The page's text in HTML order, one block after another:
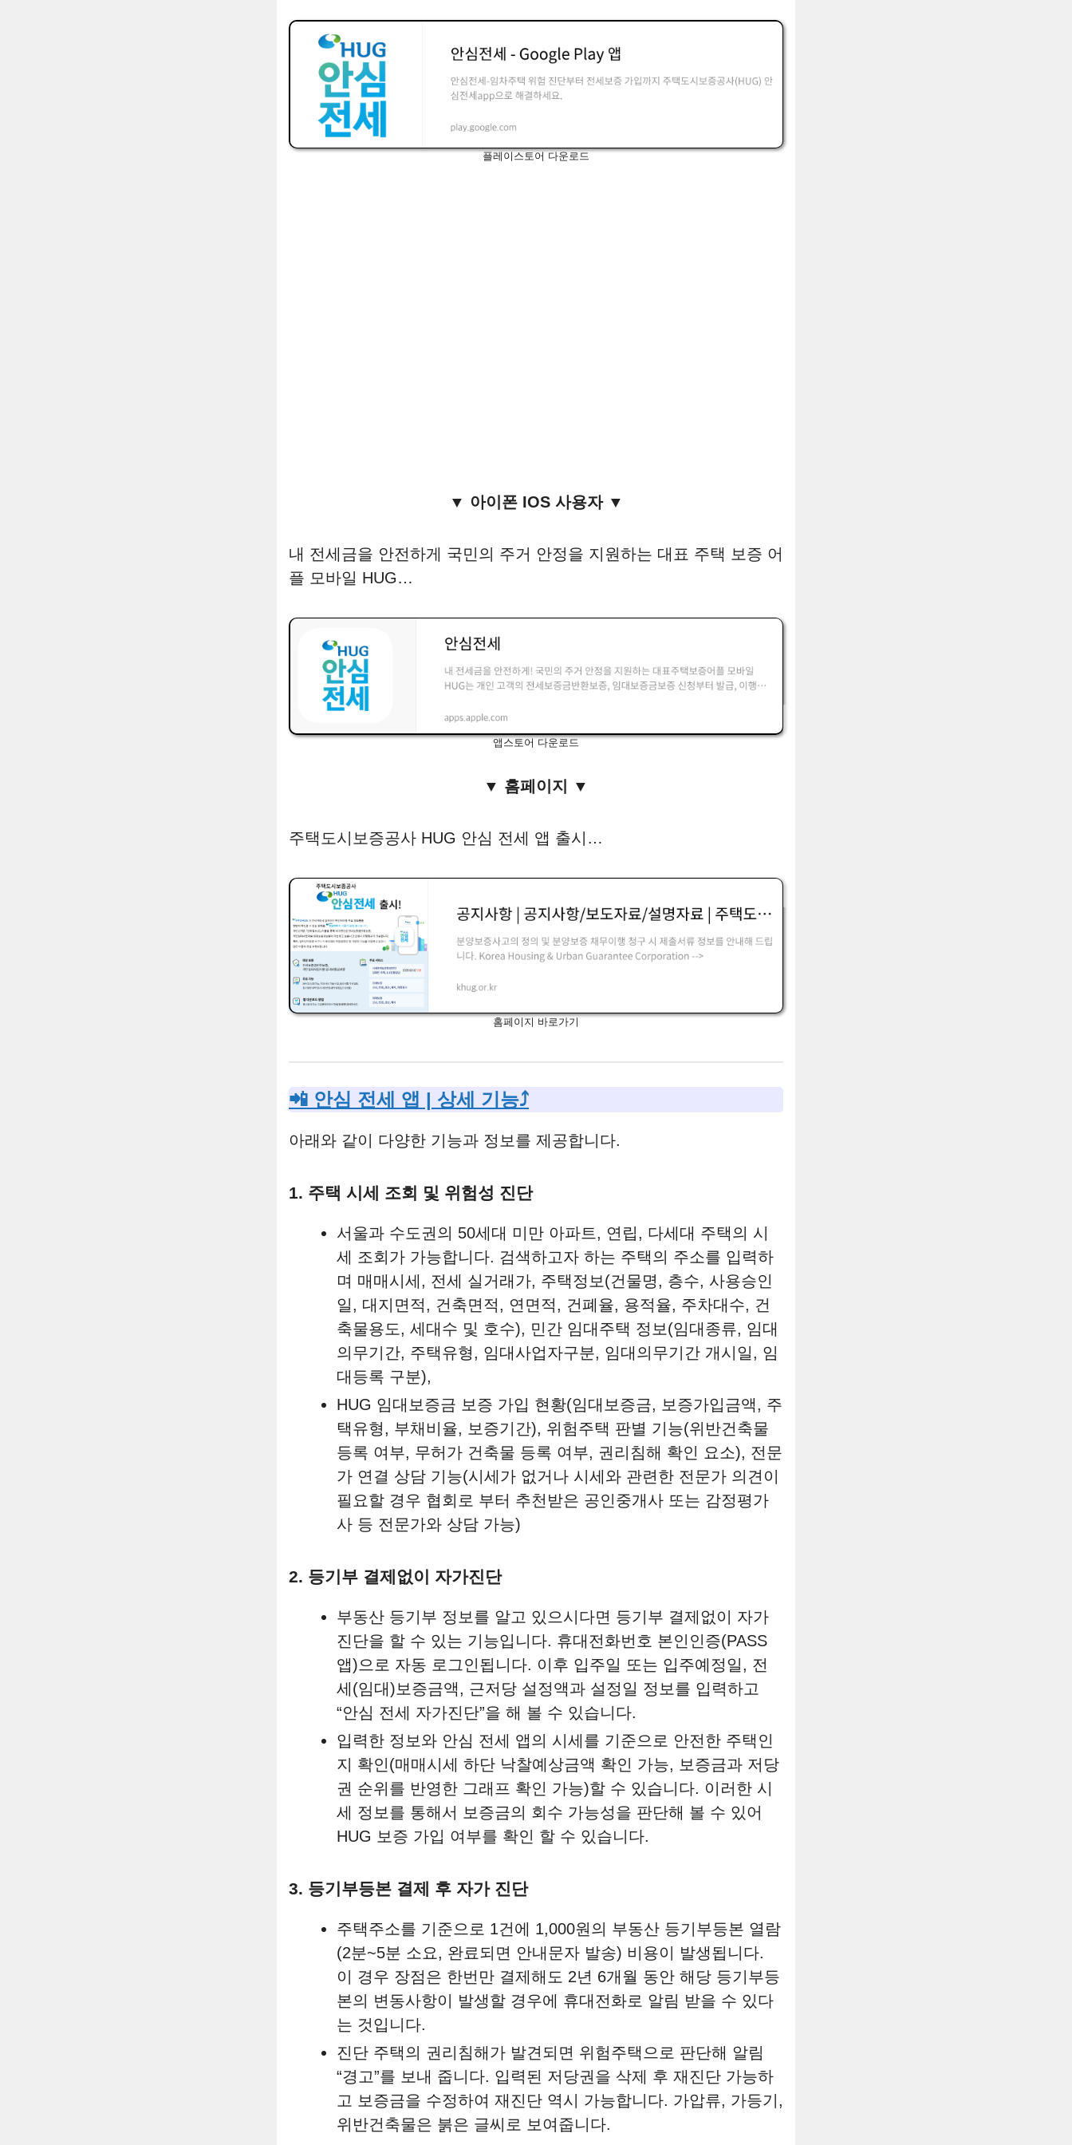
플레이스토어 다운로드
▼ 아이폰 IOS 사용자 ▼
내 전세금을 안전하게 국민의 주거 안정을 지원하는 대표 주택 보증 어
플 모바일 HUG…
앱스토어 다운로드
▼ 홈페이지 ▼
주택도시보증공사 HUG 안심 전세 앱 출시…
홈페이지 바로가기
📲 안심 전세 앱 | 상세 기능⤴️
아래와 같이 다양한 기능과 정보를 제공합니다.
1. 주택 시세 조회 및 위험성 진단
서울과 수도권의 50세대 미만 아파트, 연립, 다세대 주택의 시
세 조회가 가능합니다. 검색하고자 하는 주택의 주소를 입력하
며 매매시세, 전세 실거래가, 주택정보(건물명, 층수, 사용승인
일, 대지면적, 건축면적, 연면적, 건폐율, 용적율, 주차대수, 건
축물용도, 세대수 및 호수), 민간 임대주택 정보(임대종류, 임대
의무기간, 주택유형, 임대사업자구분, 임대의무기간 개시일, 임
대등록 구분),
HUG 임대보증금 보증 가입 현황(임대보증금, 보증가입금액, 주
택유형, 부채비율, 보증기간), 위험주택 판별 기능(위반건축물
등록 여부, 무허가 건축물 등록 여부, 권리침해 확인 요소), 전문
가 연결 상담 기능(시세가 없거나 시세와 관련한 전문가 의견이
필요할 경우 협회로 부터 추천받은 공인중개사 또는 감정평가
사 등 전문가와 상담 가능)
2. 등기부 결제없이 자가진단
부동산 등기부 정보를 알고 있으시다면 등기부 결제없이 자가
진단을 할 수 있는 기능입니다. 휴대전화번호 본인인증(PASS
앱)으로 자동 로그인됩니다. 이후 입주일 또는 입주예정일, 전
세(임대)보증금액, 근저당 설정액과 설정일 정보를 입력하고
“안심 전세 자가진단”을 해 볼 수 있습니다.
입력한 정보와 안심 전세 앱의 시세를 기준으로 안전한 주택인
지 확인(매매시세 하단 낙찰예상금액 확인 가능, 보증금과 저당
권 순위를 반영한 그래프 확인 가능)할 수 있습니다. 이러한 시
세 정보를 통해서 보증금의 회수 가능성을 판단해 볼 수 있어
HUG 보증 가입 여부를 확인 할 수 있습니다.
3. 등기부등본 결제 후 자가 진단
주택주소를 기준으로 1건에 1,000원의 부동산 등기부등본 열람
(2분~5분 소요, 완료되면 안내문자 발송) 비용이 발생됩니다.
이 경우 장점은 한번만 결제해도 2년 6개월 동안 해당 등기부등
본의 변동사항이 발생할 경우에 휴대전화로 알림 받을 수 있다
는 것입니다.
진단 주택의 권리침해가 발견되면 위험주택으로 판단해 알림
“경고”를 보내 줍니다. 입력된 저당권을 삭제 후 재진단 가능하
고 보증금을 수정하여 재진단 역시 가능합니다. 가압류, 가등기,
위반건축물은 붉은 글씨로 보여줍니다.